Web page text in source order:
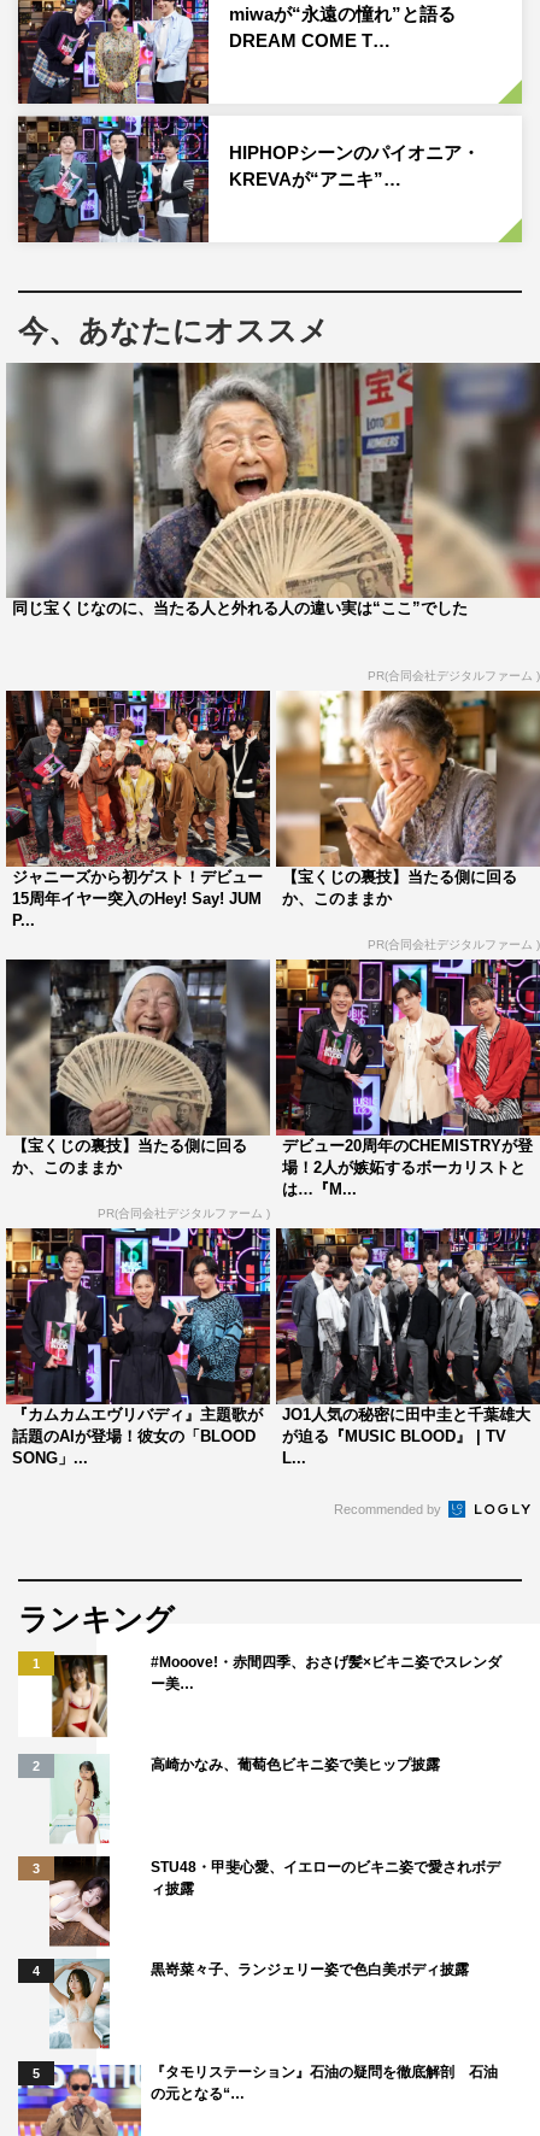
千葉雄大 田中圭miwaが“永遠の憧れ”と語る
DREAM COME T…
HIPHOPシーンのパイオニア・
KREVAが“アニキ”…
今、あなたにオススメ
同じ宝くじなのに、当たる人と外れる人の違い実は“ここ”でした
PR(合同会社デジタルファーム )
ジャニーズから初ゲスト！デビュー
15周年イヤー突入のHey! Say! JUM
P...
【宝くじの裏技】当たる側に回る
か、このままか
PR(合同会社デジタルファーム )
【宝くじの裏技】当たる側に回る
か、このままか
PR(合同会社デジタルファーム )
デビュー20周年のCHEMISTRYが登
場！2人が嫉妬するボーカリストと
は…『M...
『カムカムエヴリバディ』主題歌が
話題のAIが登場！彼女の「BLOOD
SONG」...
JO1人気の秘密に田中圭と千葉雄大
が迫る『MUSIC BLOOD』 | TV
L...
Recommended by
ランキング
1
#Mooove!・赤間四季、おさげ髪×ビキニ姿でスレンダ
ー美…
2 高崎かなみ、葡萄色ビキニ姿で美ヒップ披露
3
STU48・甲斐心愛、イエローのビキニ姿で愛されボデ
ィ披露
4 黒嵜菜々子、ランジェリー姿で色白美ボディ披露
5
『タモリステーション』石油の疑問を徹底解剖 石油
の元となる“…